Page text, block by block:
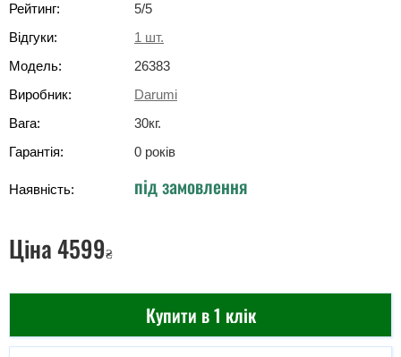
Рейтинг:
5/5
Відгуки:
1 шт.
Модель:
26383
Виробник:
Darumi
Вага:
30кг.
Гарантія:
0 років
Наявність: під замовлення
Ціна4599₴
Купити в 1 клік